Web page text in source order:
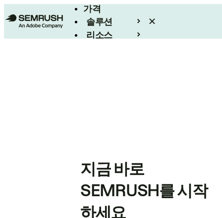
가격
솔루션
리소스
지금 바로
SEMRUSH를 시작
하세요